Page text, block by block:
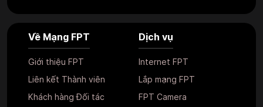
Về Mạng FPT
Giới thiệu FPT
Liên kết Thành viên
Khách hàng Đối tác
Dịch vụ
Internet FPT
Lắp mạng FPT
FPT Camera